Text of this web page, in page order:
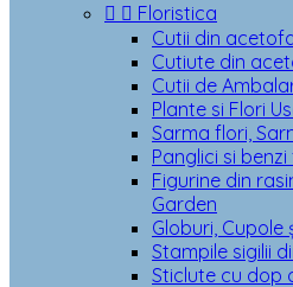
  Floristica
Cutii din
Cutiute din
Cutii de
Plante si Flori
Sarma flori,
Panglici si
Figurine din
Garden
Globuri, Cupole
Stampile sigilii
Sticlute cu dop